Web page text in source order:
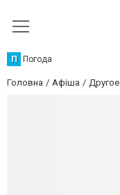
П Погода
Головна Афіша Другое